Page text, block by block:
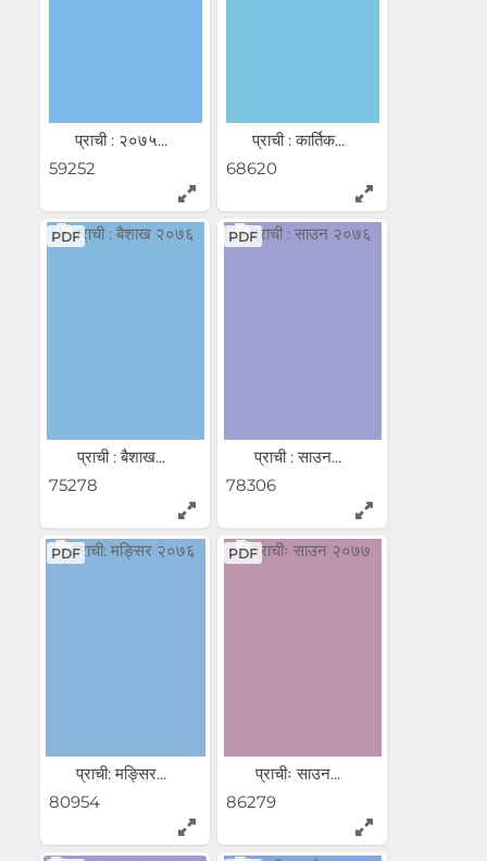
प्राची : २०७५...
59252
प्राची : कार्तिक...
68620
PDF
प्राची : बैशाख...
75278
PDF
प्राची : साउन...
78306
PDF
प्राची: मङ्सिर...
80954
PDF
प्राचीः साउन...
86279